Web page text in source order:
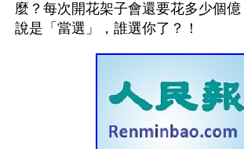
麼？每次開花架子會還要花多少個
說是「當選」，誰選你了？！